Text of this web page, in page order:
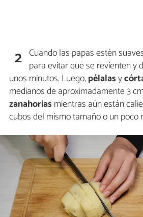
2 Cuando las papas estén
para evitar que se revienten y
unos minutos. Luego,pélalasy
medianos de aproximadamente 3
zanahorias mientras aún están
cubos del mismo tamaño o un poco